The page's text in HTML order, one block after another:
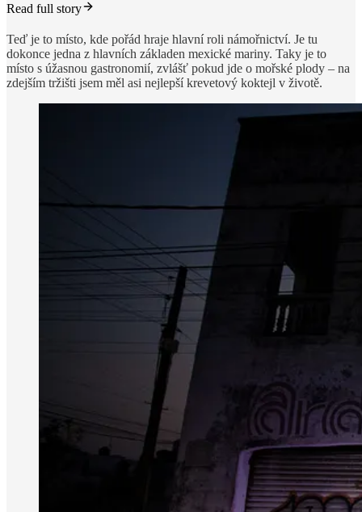
Read full story
Teď je to místo, kde pořád hraje hlavní roli námořnictví. Je tu
dokonce jedna z hlavních základen mexické mariny. Taky je to
místo s úžasnou gastronomií, zvlášť pokud jde o mořské plody – na
zdejším tržišti jsem měl asi nejlepší krevetový koktejl v životě.